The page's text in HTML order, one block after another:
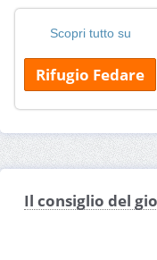
Scopri tutto su
Rifugio Fedare
Il consiglio del